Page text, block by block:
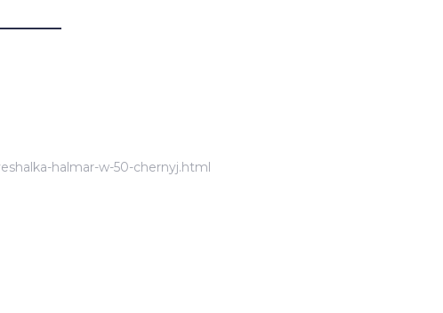
halmar-w-50-chernyj.html